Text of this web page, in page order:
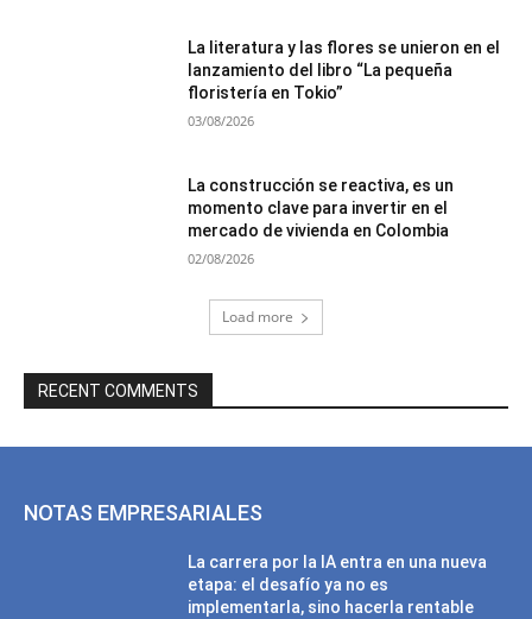
La literatura y las flores se unieron en el
lanzamiento del libro “La pequeña
floristería en Tokio”
03/08/2026
La construcción se reactiva, es un
momento clave para invertir en el
mercado de vivienda en Colombia
02/08/2026
Load more
RECENT COMMENTS
NOTAS EMPRESARIALES
La carrera por la IA entra en una nueva
etapa: el desafío ya no es
implementarla, sino hacerla rentable